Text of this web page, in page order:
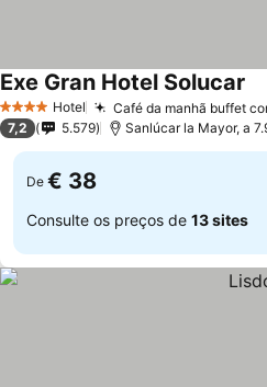
4 EstrelasHotel Café da manhã buffet
Exe Gran Hotel Solucar
7,2 5.579 Sanlúcar la Mayor, a
De € 38
Consulte os preços de 13 sites